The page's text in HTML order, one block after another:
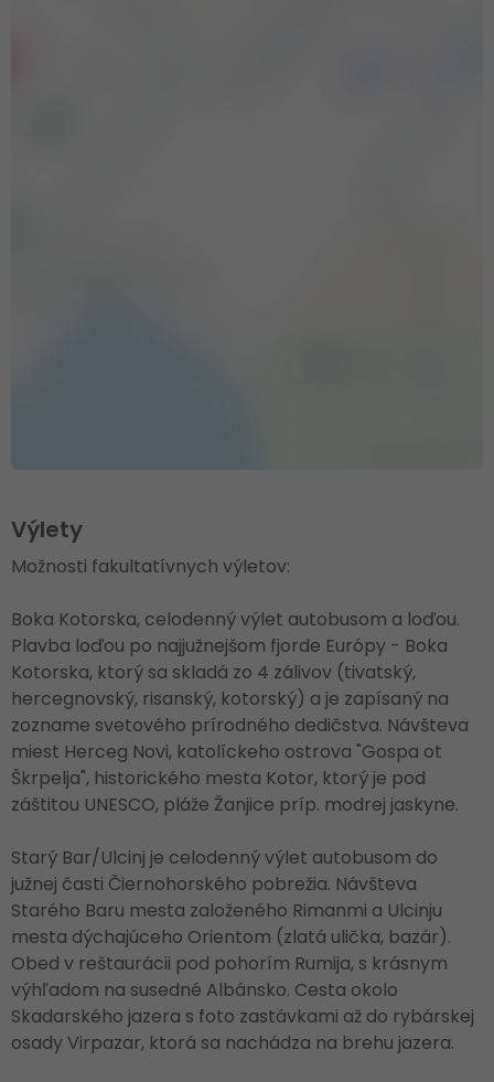
Výlety
Možnosti fakultatívnych výletov:
Boka Kotorska, celodenný výlet autobusom a loďou.
Plavba loďou po najjužnejšom fjorde Európy - Boka
Kotorska, ktorý sa skladá zo 4 zálivov (tivatský,
hercegnovský, risanský, kotorský) a je zapísaný na
zozname svetového prírodného dedičstva. Návšteva
miest Herceg Novi, katolíckeho ostrova "Gospa ot
Škrpelja", historického mesta Kotor, ktorý je pod
záštitou UNESCO, pláže Žanjice príp. modrej jaskyne.
Starý Bar/Ulcinj je celodenný výlet autobusom do
južnej časti Čiernohorského pobrežia. Návšteva
Starého Baru mesta založeného Rimanmi a Ulcinju
mesta dýchajúceho Orientom (zlatá ulička, bazár).
Obed v reštaurácii pod pohorím Rumija, s krásnym
výhľadom na susedné Albánsko. Cesta okolo
Skadarského jazera s foto zastávkami až do rybárskej
osady Virpazar, ktorá sa nachádza na brehu jazera.